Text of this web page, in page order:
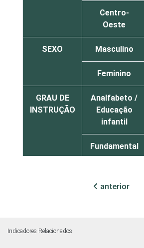
Centro-
Oeste
SEXO Masculino
Feminino
GRAU DE
INSTRUÇÃO
Analfabeto /
Educação
infantil
Fundamental
ETÁRIA
anterior
Indicadores Relacionados